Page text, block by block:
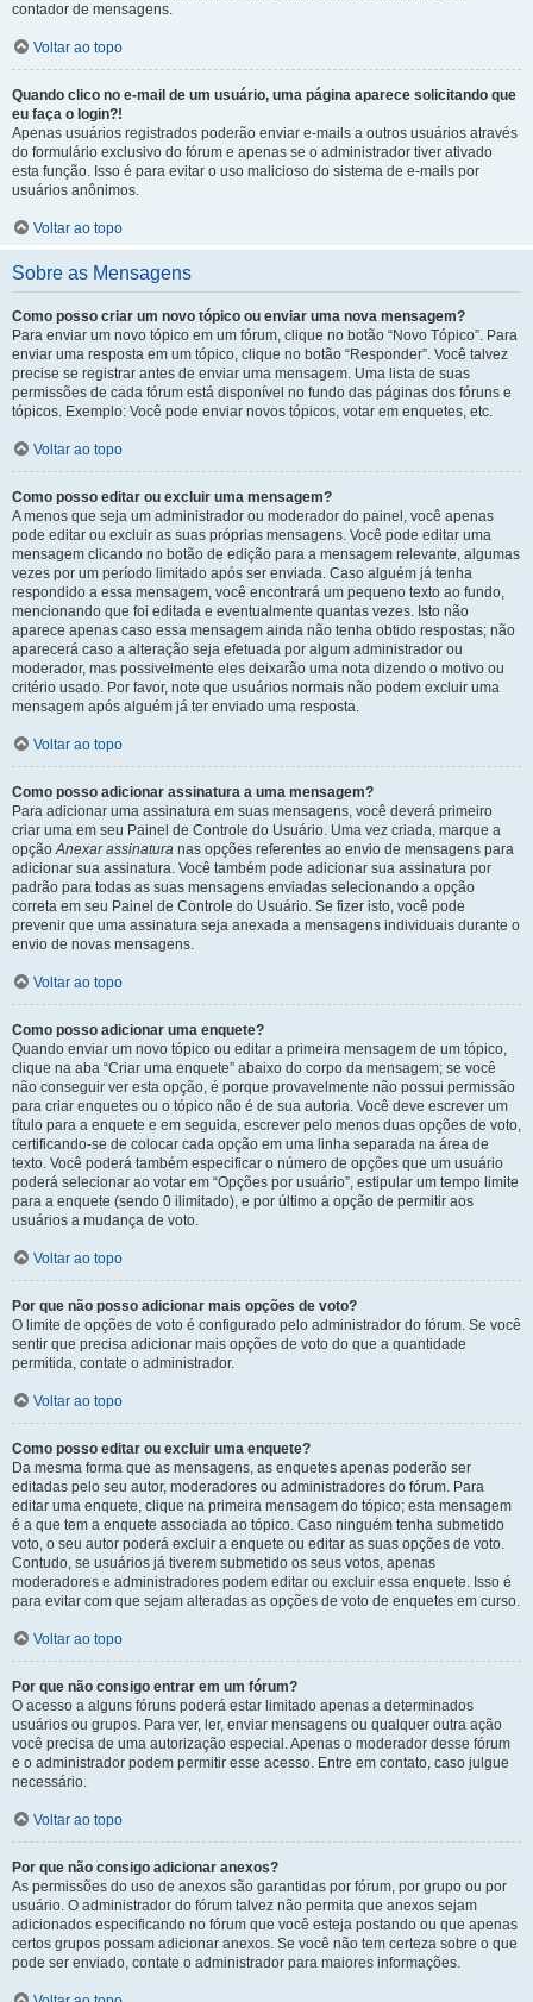
contador de mensagens.
Voltar ao topo
Quando clico no e-mail de um usuário, uma página aparece solicitando que
eu faça o login?!
Apenas usuários registrados poderão enviar e-mails a outros usuários através
do formulário exclusivo do fórum e apenas se o administrador tiver ativado
esta função. Isso é para evitar o uso malicioso do sistema de e-mails por
usuários anônimos.
Voltar ao topo
Sobre as Mensagens
Como posso criar um novo tópico ou enviar uma nova mensagem?
Para enviar um novo tópico em um fórum, clique no botão “Novo Tópico”. Para
enviar uma resposta em um tópico, clique no botão “Responder”. Você talvez
precise se registrar antes de enviar uma mensagem. Uma lista de suas
permissões de cada fórum está disponível no fundo das páginas dos fóruns e
tópicos. Exemplo: Você pode enviar novos tópicos, votar em enquetes, etc.
Voltar ao topo
Como posso editar ou excluir uma mensagem?
A menos que seja um administrador ou moderador do painel, você apenas
pode editar ou excluir as suas próprias mensagens. Você pode editar uma
mensagem clicando no botão de edição para a mensagem relevante, algumas
vezes por um período limitado após ser enviada. Caso alguém já tenha
respondido a essa mensagem, você encontrará um pequeno texto ao fundo,
mencionando que foi editada e eventualmente quantas vezes. Isto não
aparece apenas caso essa mensagem ainda não tenha obtido respostas; não
aparecerá caso a alteração seja efetuada por algum administrador ou
moderador, mas possivelmente eles deixarão uma nota dizendo o motivo ou
critério usado. Por favor, note que usuários normais não podem excluir uma
mensagem após alguém já ter enviado uma resposta.
Voltar ao topo
Como posso adicionar assinatura a uma mensagem?
Para adicionar uma assinatura em suas mensagens, você deverá primeiro
criar uma em seu Painel de Controle do Usuário. Uma vez criada, marque a
opçãoAnexar assinatura nas opções referentes ao envio de mensagens para
adicionar sua assinatura. Você também pode adicionar sua assinatura por
padrão para todas as suas mensagens enviadas selecionando a opção
correta em seu Painel de Controle do Usuário. Se fizer isto, você pode
prevenir que uma assinatura seja anexada a mensagens individuais durante o
envio de novas mensagens.
Voltar ao topo
Como posso adicionar uma enquete?
Quando enviar um novo tópico ou editar a primeira mensagem de um tópico,
clique na aba “Criar uma enquete” abaixo do corpo da mensagem; se você
não conseguir ver esta opção, é porque provavelmente não possui permissão
para criar enquetes ou o tópico não é de sua autoria. Você deve escrever um
título para a enquete e em seguida, escrever pelo menos duas opções de voto,
certificando-se de colocar cada opção em uma linha separada na área de
texto. Você poderá também especificar o número de opções que um usuário
poderá selecionar ao votar em “Opções por usuário”, estipular um tempo limite
para a enquete (sendo 0 ilimitado), e por último a opção de permitir aos
usuários a mudança de voto.
Voltar ao topo
Por que não posso adicionar mais opções de voto?
O limite de opções de voto é configurado pelo administrador do fórum. Se você
sentir que precisa adicionar mais opções de voto do que a quantidade
permitida, contate o administrador.
Voltar ao topo
Como posso editar ou excluir uma enquete?
Da mesma forma que as mensagens, as enquetes apenas poderão ser
editadas pelo seu autor, moderadores ou administradores do fórum. Para
editar uma enquete, clique na primeira mensagem do tópico; esta mensagem
é a que tem a enquete associada ao tópico. Caso ninguém tenha submetido
voto, o seu autor poderá excluir a enquete ou editar as suas opções de voto.
Contudo, se usuários já tiverem submetido os seus votos, apenas
moderadores e administradores podem editar ou excluir essa enquete. Isso é
para evitar com que sejam alteradas as opções de voto de enquetes em curso.
Voltar ao topo
Por que não consigo entrar em um fórum?
O acesso a alguns fóruns poderá estar limitado apenas a determinados
usuários ou grupos. Para ver, ler, enviar mensagens ou qualquer outra ação
você precisa de uma autorização especial. Apenas o moderador desse fórum
e o administrador podem permitir esse acesso. Entre em contato, caso julgue
necessário.
Voltar ao topo
Por que não consigo adicionar anexos?
As permissões do uso de anexos são garantidas por fórum, por grupo ou por
usuário. O administrador do fórum talvez não permita que anexos sejam
adicionados especificando no fórum que você esteja postando ou que apenas
certos grupos possam adicionar anexos. Se você não tem certeza sobre o que
pode ser enviado, contate o administrador para maiores informações.